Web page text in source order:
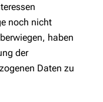
noch nicht
haben
der
Daten zu